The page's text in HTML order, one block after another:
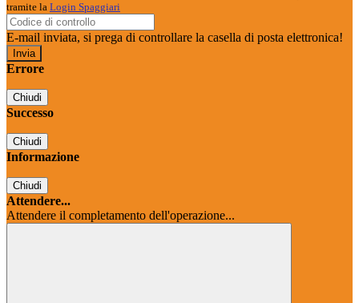
tramite la Login Spaggiari
E-mail inviata, si prega di controllare la casella di posta elettronica!
Errore
Chiudi
Successo
Chiudi
Informazione
Chiudi
Attendere...
Attendere il completamento dell'operazione...